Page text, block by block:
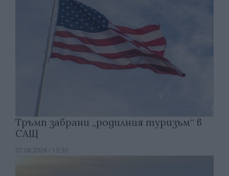
Тръмп забрани „родилния туризъм“ в
САЩ
07.08.2026 / 13:30